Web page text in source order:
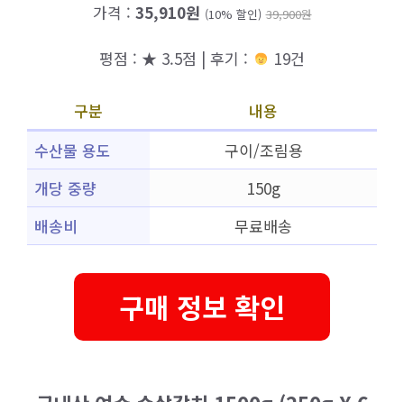
가격 : 35,910원 (10% 할인) 39,900원
평점 : ★ 3.5점 | 후기 : 19건
구분
내용
수산물 용도
구이/조림용
개당 중량
150g
배송비
무료배송
구매 정보 확인